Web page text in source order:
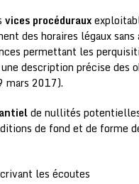
vices procéduraux
des horaires légaux
permettant les
description précise des
mars 2017).
de nullités
de fond et de forme
les écoutes